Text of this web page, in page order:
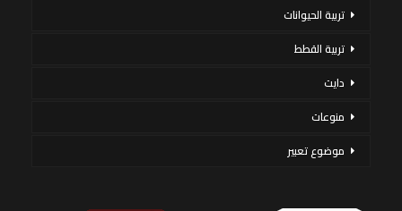
تربية الحيوانات
تربية القطط
دايت
منوعات
موضوع تعبير